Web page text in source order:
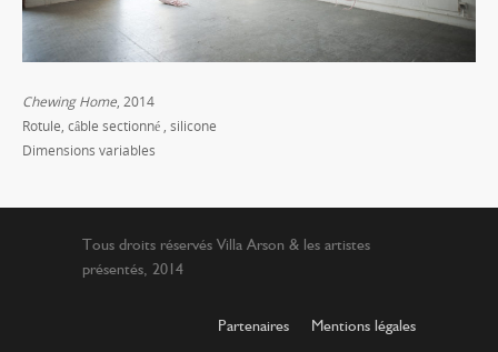
Chewing Home, 2014
Rotule, câble sectionné , silicone
Dimensions variables
Tous droits réservés Villa Arson & les artistes
présentés, 2014
Partenaires Mentions légales